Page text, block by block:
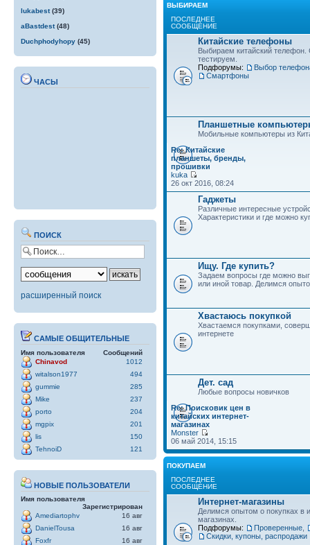
lukabest(39)
aBastdest(48)
Duchphodyhopy (45)
ЧАСЫ
ПОИСК
расширенный поиск
САМЫЕ ОБЩИТЕЛЬНЫЕ
Имя пользователя
Сообщений
Chinavod
1012
witalson1977
494
gummie
285
Mike
237
porto
204
mgpix
201
lis
150
TehnoiD
121
НОВЫЕ ПОЛЬЗОВАТЕЛИ
Имя пользователя
Зарегистрирован
Amediartophv
16 авг
DanielTousa
16 авг
Foxfr
16 авг
ВЫБИРАЕМ
ПОСЛЕДНЕЕ
СООБЩЕНИЕ
Китайские телефоны
Выбираем китайский телефон.
тестируем.
Подфорумы:
Выбор
Смартфоны
Планшетные
Мобильные компьютеры из
Re: Китайские
планшеты, бренды,
прошивки
kuka
26 окт 2016, 08:24
Гаджеты
Различные интересные
Характеристики и где можно
Ищу. Где купить?
Задаем вопросы где можно
или иной товар. Делимся
Хвастаюсь покупкой
Хвастаемся покупками,
интернете
Дет. сад
Любые вопросы новичков
Re: Поисковик цен в
китайских интернет-
магазинах
Monster
06 май 2014, 15:15
ПОКУПАЕМ
ПОСЛЕДНЕЕ
СООБЩЕНИЕ
Интернет-магазины
Делимся опытом о покупках в
магазинах.
Подфорумы:
Проверенные
Скидки, купоны, распродажи